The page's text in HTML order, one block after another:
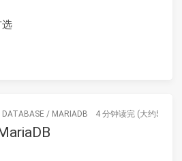
选
DATABASE / MARIADB 4 分钟读完 (大约571个